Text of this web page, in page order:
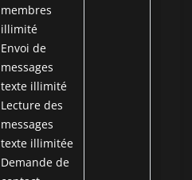
membres
illimité
Envoi de
messages
texte illimité
Lecture des
messages
texte illimitée
Demande de